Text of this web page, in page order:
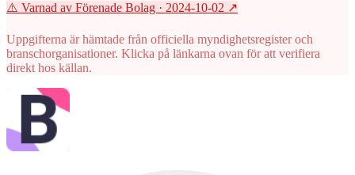
⚠️ Varnad av Förenade Bolag · 2024-10-02 ↗
Uppgifterna är hämtade från officiella myndighetsregister och
branschorganisationer. Klicka på länkarna ovan för att verifiera
direkt hos källan.